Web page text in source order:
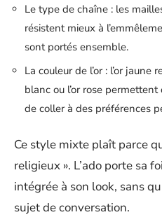
Le type de chaîne : les
résistent mieux à
sont portés ensemble.
La couleur de l’or : l’or jaune
blanc ou l’or rose
de coller à des préférences
Ce style mixte plaît parce
religieux ». L’ado porte sa
intégrée à son look, sans
sujet de conversation.